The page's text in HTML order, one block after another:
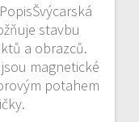
stavbu
a obrazců.
magnetické
potahem